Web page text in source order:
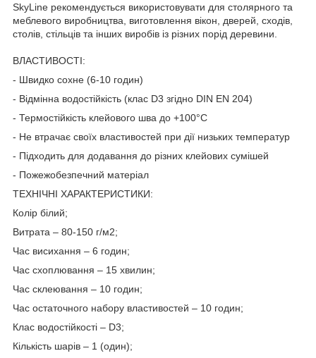
SkyLine рекомендується використовувати для столярного та
меблевого виробництва, виготовлення вікон, дверей, сходів,
столів, стільців та інших виробів із різних порід деревини.
ВЛАСТИВОСТІ:
- Швидко сохне (6-10 годин)
- Відмінна водостійкість (клас D3 згідно DIN EN 204)
- Термостійкість клейового шва до +100°С
- Не втрачає своїх властивостей при дії низьких температур
- Підходить для додавання до різних клейових сумішей
- Пожежобезпечний матеріал
ТЕХНІЧНІ ХАРАКТЕРИСТИКИ:
Колір білий;
Витрата – 80-150 г/м2;
Час висихання – 6 годин;
Час схоплювання – 15 хвилин;
Час склеювання – 10 годин;
Час остаточного набору властивостей – 10 годин;
Клас водостійкості – D3;
Кількість шарів – 1 (один);